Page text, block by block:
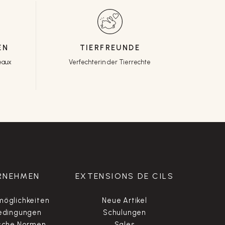
TIERFREUNDE
Verfechterin der Tierrechte
EXTENSIONS DE CILS
Neue Artikel
Schulungen